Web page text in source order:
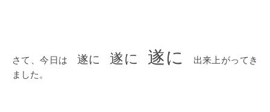
さて、今日は 遂に 遂に 遂に
出来上がってき
ました。